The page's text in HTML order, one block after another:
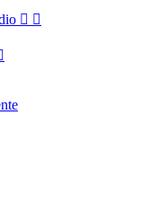
 